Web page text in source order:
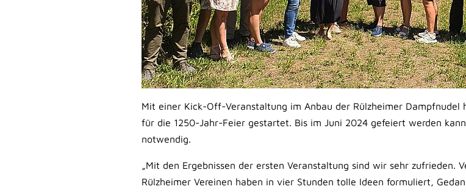
Mit einer Kick-Off-Veranstaltung im Anbau der Rülzheimer
für die 1250-Jahr-Feier gestartet. Bis im Juni 2024 gefeiert werden
notwendig.
„Mit den Ergebnissen der ersten Veranstaltung sind wir sehr zufrieden.
Rülzheimer Vereinen haben in vier Stunden tolle Ideen formuliert,